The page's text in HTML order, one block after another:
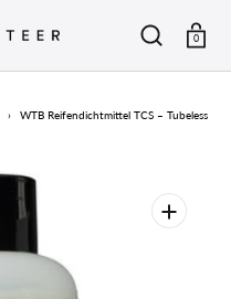
0
› WTB Reifendichtmittel TCS – Tubeless